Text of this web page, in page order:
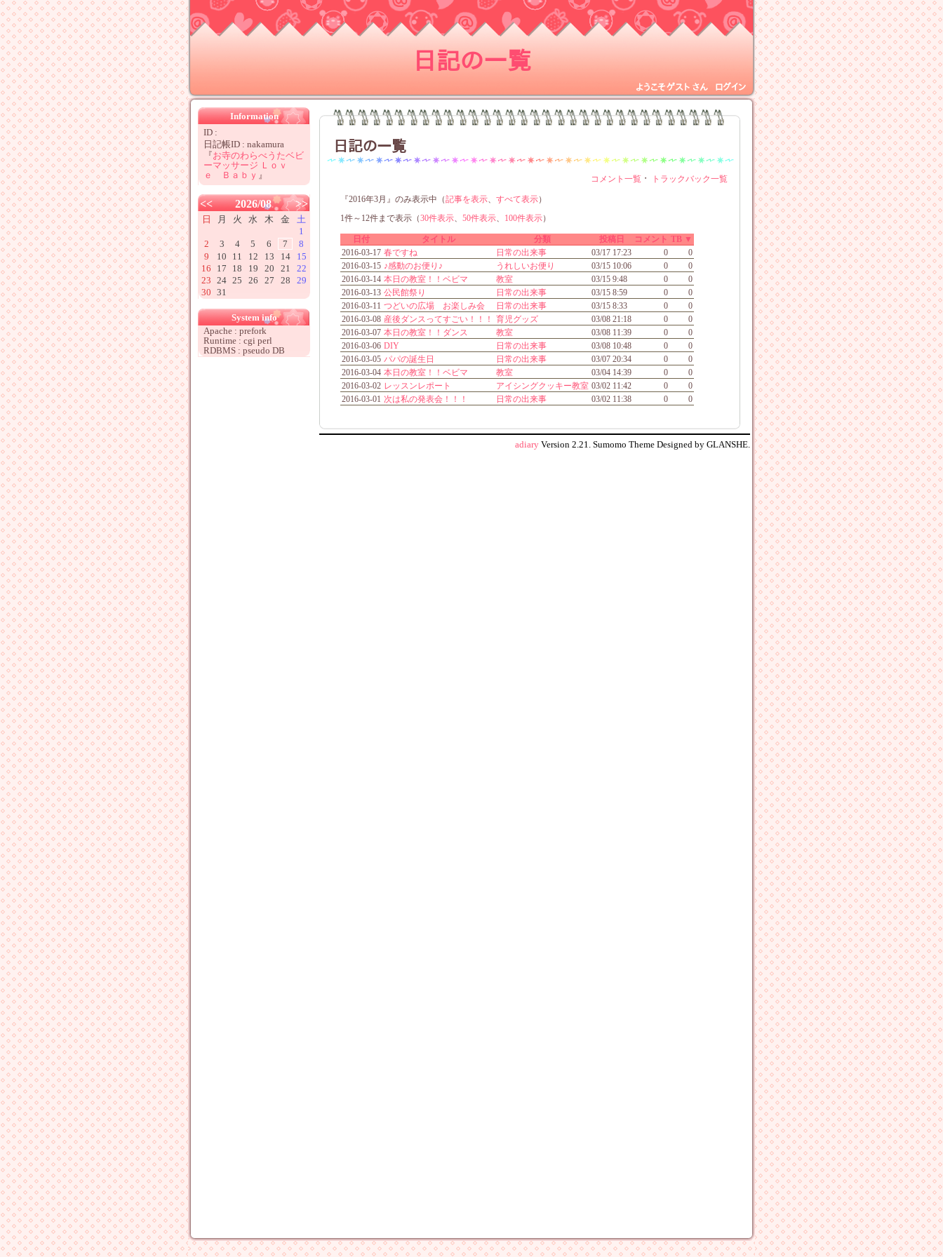
ようこそゲスト さん ログイン
日記の一覧
日記の一覧
コメント一覧・ トラックバック一覧
『2016年3月』のみ表示中（記事を表示 、すべて表示）
1件～12件まで表示（30件表示、50件表示、 100件表示）
日付 タイトル 分類 投稿日 コメント TB ▼
2016-03-17 春ですね 日常の出来事 03/17 17:23 0
0
2016-03-15 ♪感動のお便り♪ うれしいお便り 03/15 10:06 0
0
2016-03-14 本日の教室！！ベビマ 教室 03/15 9:48 0
0
2016-03-13 公民館祭り 日常の出来事 03/15 8:59 0
0
2016-03-11 つどいの広場 お楽しみ会 日常の出来事 03/15 8:33 0
0
2016-03-08 産後ダンスってすごい！！！ 育児グッズ 03/08 21:18 0
0
2016-03-07 本日の教室！！ダンス 教室 03/08 11:39 0
0
2016-03-06 DIY 日常の出来事 03/08 10:48 0
0
2016-03-05 パパの誕生日 日常の出来事 03/07 20:34 0
0
2016-03-04 本日の教室！！ベビマ 教室 03/04 14:39 0
0
2016-03-02 レッスンレポート アイシングクッキー教室 03/02 11:42 0
0
2016-03-01 次は私の発表会！！！ 日常の出来事 03/02 11:38 0 0
adiary Version 2.21.
Information
ID :
日記帳ID : nakamura
『お寺のわらべうたベビ
ーマッサージ Ｌｏｖ
ｅ Ｂａｂｙ 』
<< 2026/08 >>
日 月 火 水 木 金
土
1
2
3 4 5 6 7
8
9
10 11 12 13 14
15
16
17 18 19 20 21
22
23 24 25 26 27 28
29
30 31
System info
Apache : prefork
Runtime : cgi perl
RDBMS : pseudo DB